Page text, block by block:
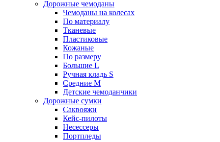
Дорожные чемоданы
Чемоданы на колесах
По материалу
Тканевые
Пластиковые
Кожаные
По размеру
Большие L
Ручная кладь S
Средние M
Детские чемоданчики
Дорожные сумки
Саквояжи
Кейс-пилоты
Несессеры
Портпледы